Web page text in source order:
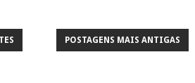
POSTAGENS MAIS ANTIGAS